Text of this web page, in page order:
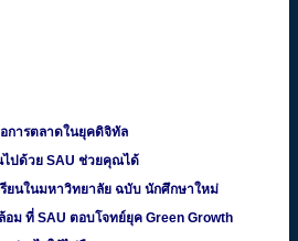
อการตลาดในยุคดิจิทัล
ไปด้วย SAU ช่วยคุณได้
รียนในมหาวิทยาลัย ฉบับ นักศึกษาใหม่
อม ที่ SAU ตอบโจทย์ยุค Green Growth